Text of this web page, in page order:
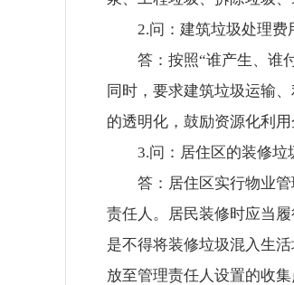
2.问：建筑垃圾处理费
答：按照“谁产生、谁
同时，要求建筑垃圾运输
的透明化，鼓励资源化利
3.问：居住区的装修垃
答：居住区实行物业
责任人。居民装修时应当
是不得将装修垃圾混入生
放至管理责任人设置的收